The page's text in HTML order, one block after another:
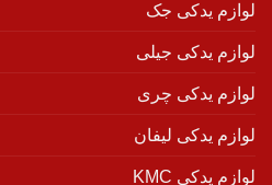
لوازم یدکی جک
لوازم یدکی جیلی
لوازم یدکی چری
لوازم یدکی لیفان
لوازم یدکی KMC